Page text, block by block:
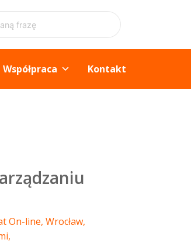
Współpraca Kontakt
On-line, Wrocław,
,